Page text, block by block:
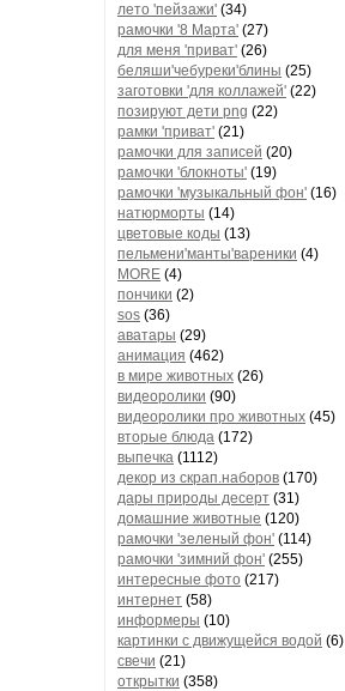
лето 'пейзажи' (34)
рамочки '8 Марта' (27)
для меня 'приват' (26)
беляши'чебуреки'блины (25)
заготовки 'для коллажей' (22)
позируют дети png (22)
рамки 'приват' (21)
рамочки для записей (20)
рамочки 'блокноты' (19)
рамочки 'музыкальный фон' (16)
натюрморты (14)
цветовые коды (13)
пельмени'манты'вареники (4)
MORE (4)
пончики (2)
sos (36)
аватары (29)
анимация (462)
в мире животных (26)
видеоролики (90)
видеоролики про животных (45)
вторые блюда (172)
выпечка (1112)
декор из скрап.наборов (170)
дары природы десерт (31)
домашние животные (120)
рамочки 'зеленый фон' (114)
рамочки 'зимний фон' (255)
интересные фото (217)
интернет (58)
информеры (10)
картинки с движущейся водой (6)
свечи (21)
открытки (358)